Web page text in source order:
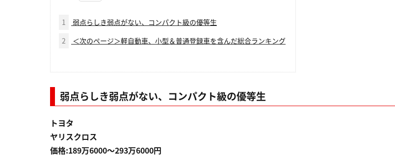
1
弱点らしき弱点がない、コンパクト級の優等生
2
＜次のページ＞軽自動車、小型＆普通登録車を含んだ総合ランキング
弱点らしき弱点がない、コンパクト級の優等生
トヨタ
ヤリスクロス
価格:189万6000〜293万6000円